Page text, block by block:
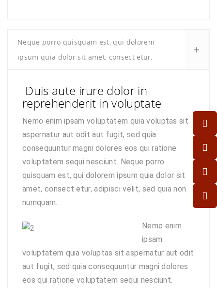
Neque porro quisquam est, qui dolorem
ipsum quia dolor sit amet, consect etur.
Duis aute irure dolor in
reprehenderit in voluptate
Nemo enim ipsam voluptatem quia voluptas sit
aspernatur aut odit aut fugit, sed quia
consequuntur magni dolores eos qui ratione
voluptatem sequi nesciunt. Neque porro
quisquam est, qui dolorem ipsum quia dolor sit
amet, consect etur, adipisci velit, sed quia non
numquam.
Nemo enim
ipsam
voluptatem quia voluptas sit aspernatur aut odit
aut fugit, sed quia consequuntur magni dolores
eos qui ratione voluptatem sequi nesciunt.